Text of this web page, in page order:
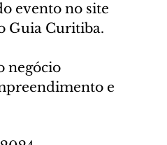
evento no site
Guia Curitiba.
negócio
e